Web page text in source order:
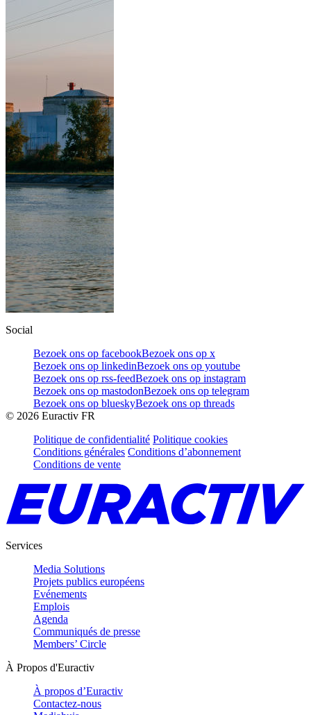
Social
Bezoek ons op facebookBezoek ons op x
Bezoek ons op linkedinBezoek ons op youtube
Bezoek ons op rss-feedBezoek ons op instagram
Bezoek ons op mastodonBezoek ons op telegram
Bezoek ons op blueskyBezoek ons op threads
© 2026 Euractiv FR
Politique de confidentialité Politique cookies
Conditions générales Conditions d’abonnement
Conditions de vente
Services
Media Solutions
Projets publics européens
Evénements
Emplois
Agenda
Communiqués de presse
Members’ Circle
À Propos d'Euractiv
À propos d’Euractiv
Contactez-nous